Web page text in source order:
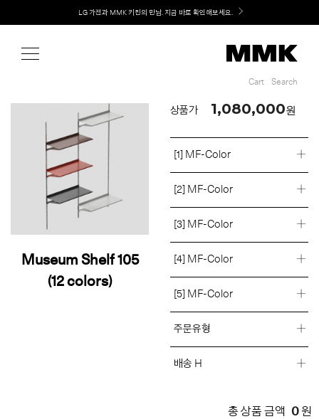
Welcome! 신규 회원가입 시 MMK Shop Coupon (총 60만원) 지급
Cart Search
Museum Shelf 105
(12 colors)
상품가 1,080,000원
[1] MF-Color
[2] MF-Color
[3] MF-Color
[4] MF-Color
[5] MF-Color
주문유형
배송 H
총 상품 금액 0 원